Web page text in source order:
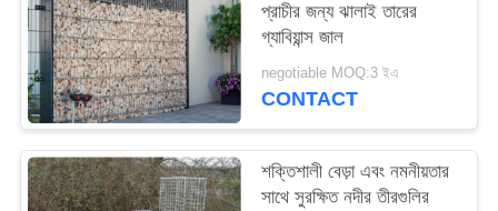
PRIVACY
POLICY
প্রাচীর জন্য ঝালাই তারের
গ্যাবিয়ান্স জাল
negotiable MOQ:3 ইএ
CONTACT
শক্তিশালী বেড়া এবং নমনীয়তার
সাথে সুরক্ষিত নদীর তীরগুলির